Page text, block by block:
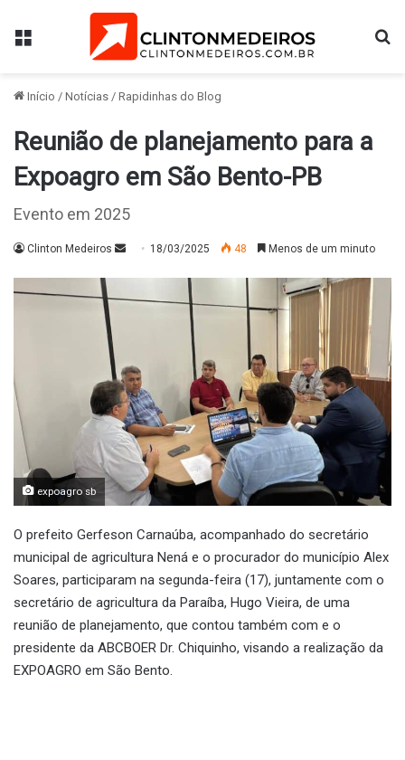
Menu
Início / Notícias / Rapidinhas do Blog
Reunião de planejamento para a
Expoagro em São Bento-PB
Evento em 2025
Clinton Medeiros
Mande18/03/2025 48 Menos de um minuto
expoagro sb
O prefeito Gerfeson Carnaúba, acompanhado do secretário
municipal de agricultura Nená e o procurador do município Alex
Soares, participaram na segunda-feira (17), juntamente com o
secretário de agricultura da Paraíba, Hugo Vieira, de uma
reunião de planejamento, que contou também com e o
presidente da ABCBOER Dr. Chiquinho, visando a realização da
EXPOAGRO em São Bento.